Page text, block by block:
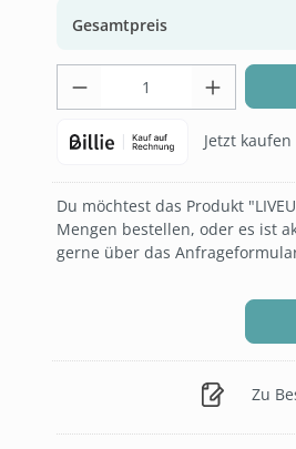
Gesamtpreis
Produkt Anzahl:
Jetzt
Du möchtest das Produkt
Mengen bestellen, oder es ist
gerne über das
Zu